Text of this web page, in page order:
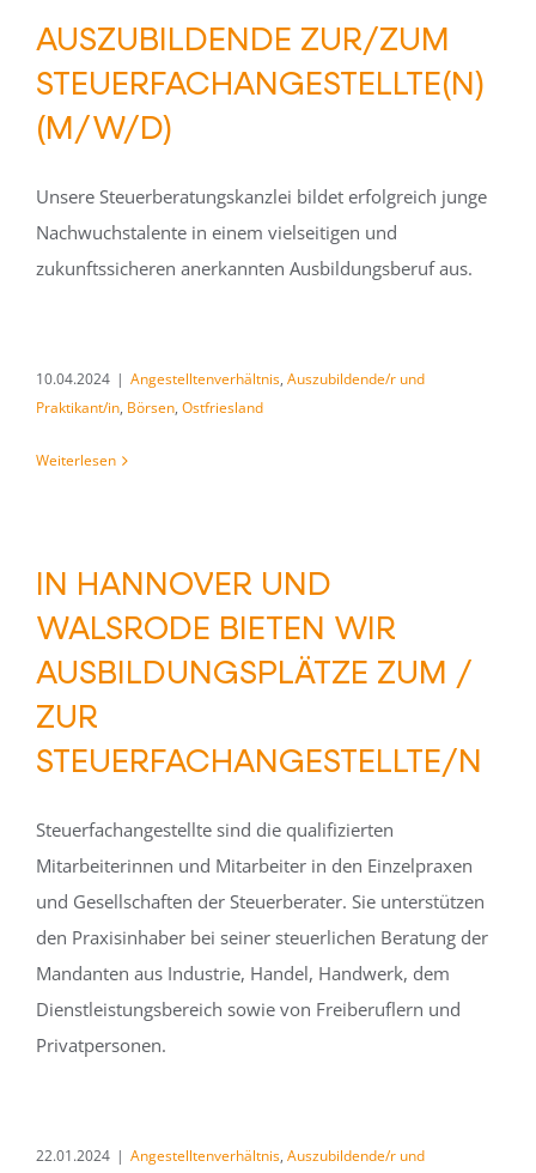
AUSZUBILDENDE ZUR/ZUM
STEUERFACHANGESTELLTE(N)
(M/W/D)
Unsere Steuerberatungskanzlei bildet erfolgreich junge
Nachwuchstalente in einem vielseitigen und
zukunftssicheren anerkannten Ausbildungsberuf aus.
10.04.2024 | Angestelltenverhältnis, Auszubildende/r und
Praktikant/in, Börsen, Ostfriesland
Weiterlesen
IN HANNOVER UND
WALSRODE BIETEN WIR
AUSBILDUNGSPLÄTZE ZUM /
ZUR
STEUERFACHANGESTELLTE/N
Steuerfachangestellte sind die qualifizierten
Mitarbeiterinnen und Mitarbeiter in den Einzelpraxen
und Gesellschaften der Steuerberater. Sie unterstützen
den Praxisinhaber bei seiner steuerlichen Beratung der
Mandanten aus Industrie, Handel, Handwerk, dem
Dienstleistungsbereich sowie von Freiberuflern und
Privatpersonen.
22.01.2024 | Angestelltenverhältnis, Auszubildende/r und